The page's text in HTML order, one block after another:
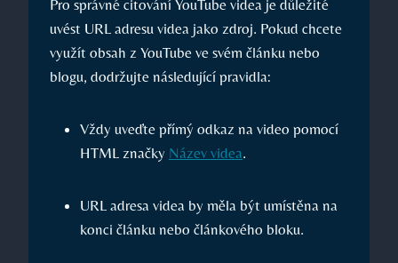
Pro správné citování YouTube videa je důležité
uvést URL adresu videa jako zdroj. Pokud chcete
využít obsah z YouTube ve svém článku nebo
blogu, dodržujte následující pravidla:
Vždy uveďte přímý odkaz na video pomocí
HTML značky Název videa.
URL adresa videa by měla být umístěna na
konci článku nebo článkového bloku.